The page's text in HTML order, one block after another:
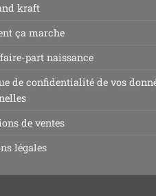
kraft
ça marche
part naissance
de confidentialité de vos
de ventes
légales